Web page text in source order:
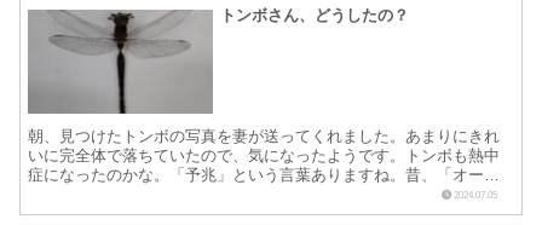
トンボさん、どうしたの？
朝、見つけたトンボの写真を妻が送ってくれました。あまりにきれ
いに完全体で落ちていたので、気になったようです。トンボも熱中
症になったのかな。「予兆」という言葉ありますね。昔、「オーメ
ン」という映画がありました。世界の終わりを描いたものでし
た。...
2024.07.05